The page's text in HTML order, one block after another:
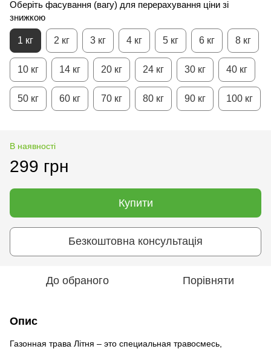
Оберіть фасування (вагу) для перерахування ціни зі
знижкою
1 кг 2 кг 3 кг 4 кг 5 кг 6 кг 8 кг
10 кг 14 кг 20 кг 24 кг 30 кг 40 кг
50 кг 60 кг 70 кг 80 кг 90 кг 100 кг
В наявності
299 грн
Купити
Безкоштовна консультація
До обраного Порівняти
Опис
Газонная трава Літня – это специальная травосмесь,